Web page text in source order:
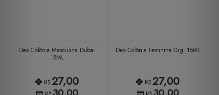
Deo Colônia Masculina Dubai
15ML
R$27,00
Deo Colônia Feminina Gigi 15ML
R$27,00